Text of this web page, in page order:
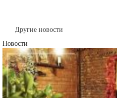
Другие новости
Новости